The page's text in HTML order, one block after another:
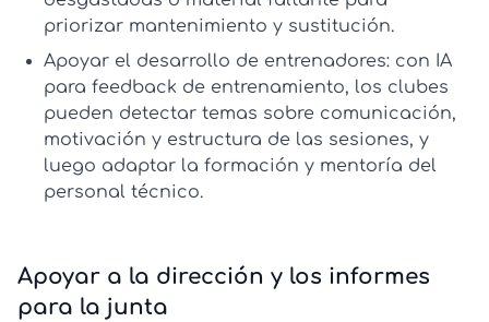
priorizar mantenimiento y sustitución.
Apoyar el desarrollo de entrenadores: con IA
para feedback de entrenamiento, los clubes
pueden detectar temas sobre comunicación,
motivación y estructura de las sesiones, y
luego adaptar la formación y mentoría del
personal técnico.
Apoyar a la dirección y los informes
para la junta